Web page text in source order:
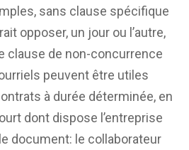
sans clause spécifique
opposer, un jour ou l’autre,
clause de non-concurrence
peuvent être utiles
à durée déterminée, en
dont dispose l’entreprise
document: le collaborateur